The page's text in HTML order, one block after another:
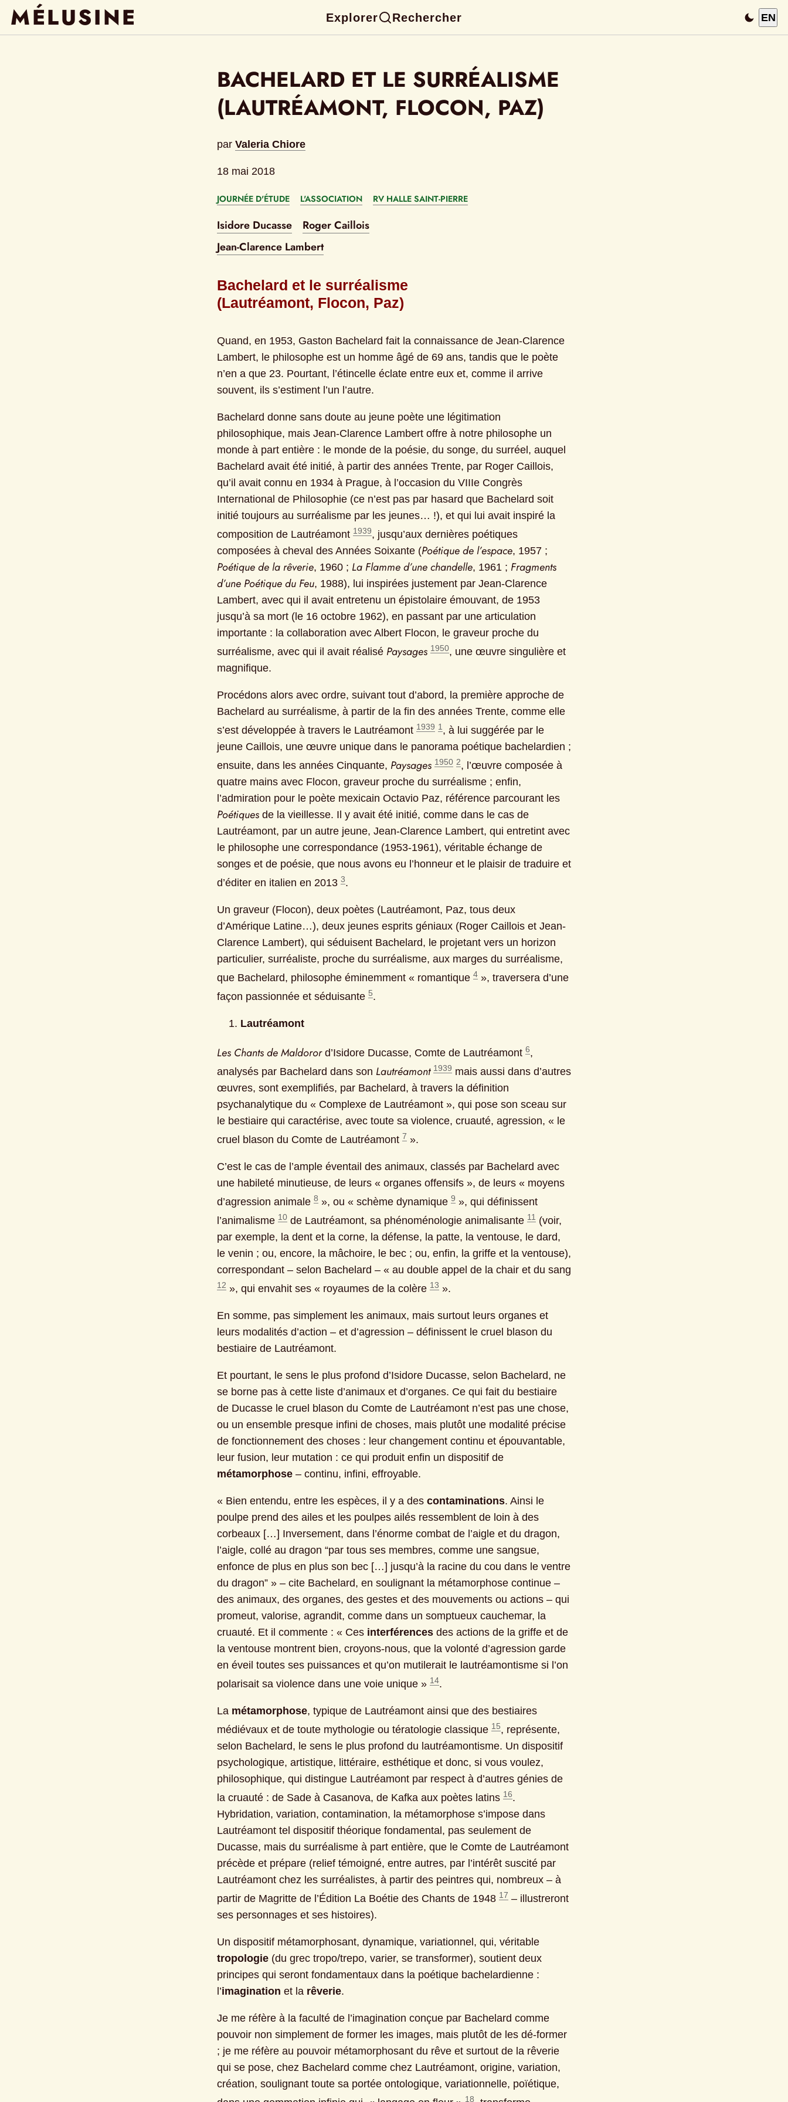
MÉLUSINE Explorer Rechercher EN
BACHELARD ET LE SURRÉALISME
(LAUTRÉAMONT, FLOCON, PAZ)
par Valeria Chiore
18 mai 2018
JOURNÉE D'ÉTUDE L'ASSOCIATION RV HALLE SAINT-PIERRE
Isidore Ducasse
Roger Caillois
Jean-Clarence Lambert
Bachelard et le surréalisme
(Lautréamont, Flocon, Paz)
Quand, en 1953, Gaston Bachelard fait la connaissance de Jean-Clarence
Lambert, le philosophe est un homme âgé de 69 ans, tandis que le poète
n’en a que 23. Pourtant, l’étincelle éclate entre eux et, comme il arrive
souvent, ils s’estiment l’un l’autre.
Bachelard donne sans doute au jeune poète une légitimation
philosophique, mais Jean-Clarence Lambert offre à notre philosophe un
monde à part entière : le monde de la poésie, du songe, du surréel, auquel
Bachelard avait été initié, à partir des années Trente, par Roger Caillois,
qu’il avait connu en 1934 à Prague, à l’occasion du VIIIe Congrès
International de Philosophie (ce n’est pas par hasard que Bachelard soit
initié toujours au surréalisme par les jeunes… !), et qui lui avait inspiré la
composition de Lautréamont 1939, jusqu’aux dernières poétiques
composées à cheval des Années Soixante (Poétique de l’espace
Poétique de la rêverie, 1960 ; La Flamme d’une chandelle, 1961 ; Fragments
d’une Poétique du Feu, 1988), lui inspirées justement par Jean-Clarence
Lambert, avec qui il avait entretenu un épistolaire émouvant, de 1953
jusqu’à sa mort (le 16 octobre 1962), en passant par une articulation
importante : la collaboration avec Albert Flocon, le graveur proche du
surréalisme, avec qui il avait réalisé Paysages 1950, une œuvre singulière et
magnifique.
Procédons alors avec ordre, suivant tout d’abord, la première approche de
Bachelard au surréalisme, à partir de la fin des années Trente, comme elle
s’est développée à travers le Lautréamont 1939 1, à lui suggérée par le
jeune Caillois, une œuvre unique dans le panorama poétique bachelardien ;
ensuite, dans les années Cinquante, Paysages 1950 2, l’œuvre composée à
quatre mains avec Flocon, graveur proche du surréalisme ; enfin,
l’admiration pour le poète mexicain Octavio Paz, référence parcourant les
Poétiques de la vieillesse. Il y avait été initié, comme dans le cas de
Lautréamont, par un autre jeune, Jean-Clarence Lambert, qui entretint avec
le philosophe une correspondance (1953-1961), véritable échange de
songes et de poésie, que nous avons eu l’honneur et le plaisir de traduire et
d’éditer en italien en 2013 3.
Un graveur (Flocon), deux poètes (Lautréamont, Paz, tous deux
d’Amérique Latine…), deux jeunes esprits géniaux (Roger Caillois et Jean-
Clarence Lambert), qui séduisent Bachelard, le projetant vers un horizon
particulier, surréaliste, proche du surréalisme, aux marges du surréalisme,
que Bachelard, philosophe éminemment « romantique 4 », traversera d’une
façon passionnée et séduisante 5.
Lautréamont
Les Chants de Maldoror d’Isidore Ducasse, Comte de Lautréamont 6,
analysés par Bachelard dans son Lautréamont 1939 mais aussi dans d’autres
œuvres, sont exemplifiés, par Bachelard, à travers la définition
psychanalytique du « Complexe de Lautréamont », qui pose son sceau sur
le bestiaire qui caractérise, avec toute sa violence, cruauté, agression, « le
cruel blason du Comte de Lautréamont 7 ».
C’est le cas de l’ample éventail des animaux, classés par Bachelard avec
une habileté minutieuse, de leurs « organes offensifs », de leurs « moyens
d’agression animale 8 », ou « schème dynamique 9 », qui définissent
l’animalisme 10 de Lautréamont, sa phénoménologie animalisante 11 (voir,
par exemple, la dent et la corne, la défense, la patte, la ventouse, le dard,
le venin ; ou, encore, la mâchoire, le bec ; ou, enfin, la griffe et la ventouse),
12 », qui envahit ses « royaumes de la colère 13 ».
En somme, pas simplement les animaux, mais surtout leurs organes et
leurs modalités d’action – et d’agression – définissent le cruel blason du
bestiaire de Lautréamont.
Et pourtant, le sens le plus profond d’Isidore Ducasse, selon Bachelard, ne
se borne pas à cette liste d’animaux et d’organes. Ce qui fait du bestiaire
de Ducasse le cruel blason du Comte de Lautréamont n’est pas une chose,
ou un ensemble presque infini de choses, mais plutôt une modalité précise
de fonctionnement des choses : leur changement continu et épouvantable,
leur fusion, leur mutation : ce qui produit enfin un dispositif de
métamorphose – continu, infini, effroyable.
« Bien entendu, entre les espèces, il y a des contaminations. Ainsi le
poulpe prend des ailes et les poulpes ailés ressemblent de loin à des
corbeaux […] Inversement, dans l’énorme combat de l’aigle et du dragon,
l’aigle, collé au dragon “par tous ses membres, comme une sangsue,
enfonce de plus en plus son bec […] jusqu’à la racine du cou dans le ventre
du dragon” » – cite Bachelard, en soulignant la métamorphose continue –
des animaux, des organes, des gestes et des mouvements ou actions – qui
promeut, valorise, agrandit, comme dans un somptueux cauchemar, la
cruauté. Et il commente : « Ces interférences des actions de la griffe et de
la ventouse montrent bien, croyons-nous, que la volonté d’agression garde
en éveil toutes ses puissances et qu’on mutilerait le lautréamontisme si l’on
polarisait sa violence dans une voie unique » 14.
La métamorphose, typique de Lautréamont ainsi que des bestiaires
médiévaux et de toute mythologie ou tératologie classique 15, représente,
selon Bachelard, le sens le plus profond du lautréamontisme. Un dispositif
psychologique, artistique, littéraire, esthétique et donc, si vous voulez,
philosophique, qui distingue Lautréamont par respect à d’autres génies de
la cruauté : de Sade à Casanova, de Kafka aux poètes latins 16.
Hybridation, variation, contamination, la métamorphose s’impose dans
Lautréamont tel dispositif théorique fondamental, pas seulement de
Ducasse, mais du surréalisme à part entière, que le Comte de Lautréamont
précède et prépare (relief témoigné, entre autres, par l’intérêt suscité par
Lautréamont chez les surréalistes, à partir des peintres qui, nombreux – à
partir de Magritte de l’Édition La Boétie des Chants de 1948 17 – illustreront
ses personnages et ses histoires).
Un dispositif métamorphosant, dynamique, variationnel, qui, véritable
tropologie (du grec tropo/trepo, varier, se transformer), soutient deux
principes qui seront fondamentaux dans la poétique bachelardienne :
l’imagination et la rêverie.
Je me réfère à la faculté de l’imagination conçue par Bachelard comme
pouvoir non simplement de former les images, mais plutôt de les dé-former
; je me réfère au pouvoir métamorphosant du rêve et surtout de la rêverie
qui se pose, chez Bachelard comme chez Lautréamont, origine, variation,
création, soulignant toute sa portée ontologique, variationnelle, poïétique,
18